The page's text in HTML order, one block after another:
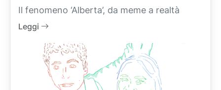
Il fenomeno ‘Alberta’, da meme a realtà
Leggi